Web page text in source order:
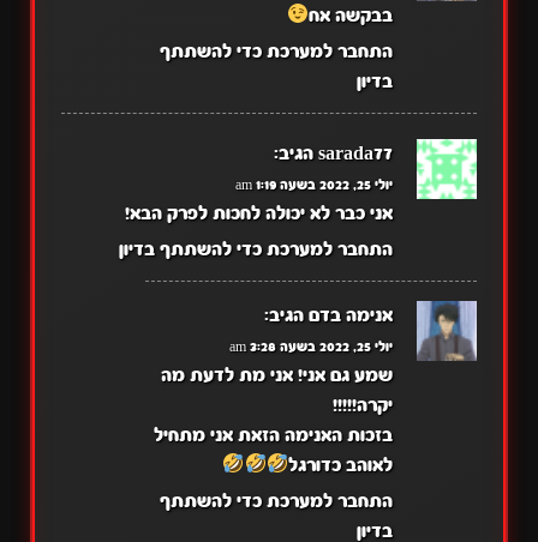
בבקשה אח
התחבר למערכת כדי להשתתף
בדיון
sarada77 הגיב:
יולי 25, 2022 בשעה 1:19 am
אני כבר לא יכולה לחכות לפרק הבא!
התחבר למערכת כדי להשתתף בדיון
אנימה בדם הגיב:
יולי 25, 2022 בשעה 3:28 am
שמע גם אני! אני מת לדעת מה
יקרה!!!!!
בזכות האנימה הזאת אני מתחיל
לאוהב כדורגל
התחבר למערכת כדי להשתתף
בדיון